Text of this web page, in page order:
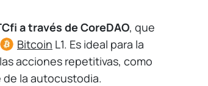
a través de CoreDAO, que
Bitcoin L1. Es ideal para la
acciones repetitivas, como
de la autocustodia.